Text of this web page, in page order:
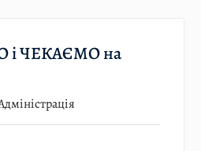
ЧЕКАЄМО на